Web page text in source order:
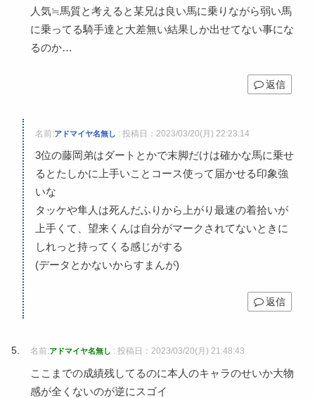
人気≒馬質と考えると某兄は良い馬に乗りながら弱い馬
に乗ってる騎手達と大差無い結果しか出せてない事にな
るのか…
返信
名前:アドマイヤ名無し : 投稿日：2023/03/20(月) 22:23:14
3位の藤岡弟はダートとかで末脚だけは確かな馬に乗せ
るとたしかに上手いことコース使って届かせる印象強
いな
タッケや隼人は死んだふりから上がり最速の着拾いが
上手くて、望来くんは自分がマークされてないときに
しれっと持ってくる感じがする
(データとかないからすまんが)
返信
名前:アドマイヤ名無し : 投稿日：2023/03/20(月) 21:48:43
ここまでの成績残してるのに本人のキャラのせいか大物
感が全くないのが逆にスゴイ